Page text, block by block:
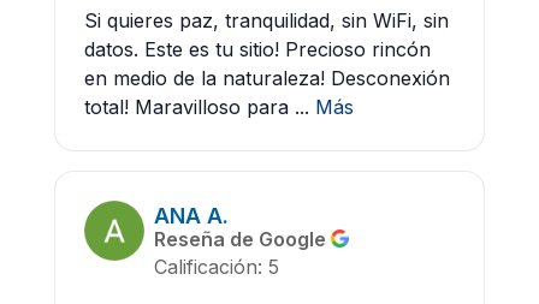
Si quieres paz, tranquilidad, sin WiFi, sin
datos. Este es tu sitio! Precioso rincón
en medio de la naturaleza! Desconexión
total! Maravilloso para ... Más
ANA A.
Reseña de Google
Calificación: 5